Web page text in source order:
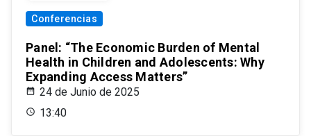
Conferencias
Panel: “The Economic Burden of Mental
Health in Children and Adolescents: Why
Expanding Access Matters”
24 de Junio de 2025
13:40